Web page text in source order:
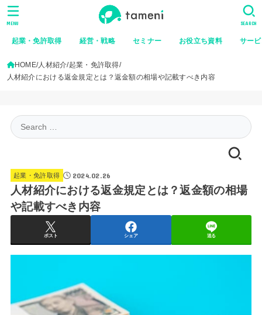
起業・免許取得 経営・戦略 セミナー お役立ち資料 サー
SEARCH
MENU
HOME 人材紹介 起業・免許取得
人材紹介における返金規定とは？返金額の相場や記載すべき内容
for:
起業・免許取得 2024.02.26
人材紹介における返金規定とは？返金額の相場
や記載すべき内容
ポスト シェア 送る